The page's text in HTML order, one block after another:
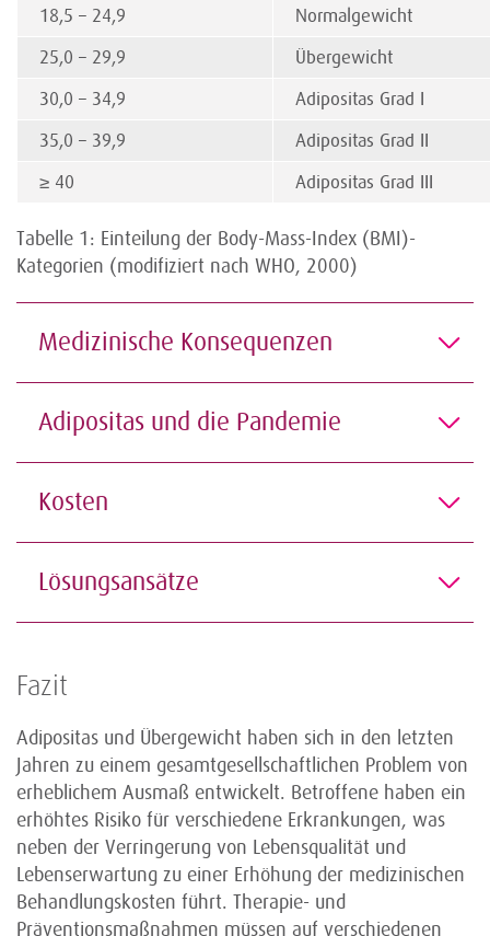
18,5 – 24,9
Normalgewicht
25,0 – 29,9
Übergewicht
30,0 – 34,9
Adipositas Grad I
35,0 – 39,9
Adipositas Grad II
≥ 40
Adipositas Grad III
Tabelle 1: Einteilung der Body-Mass-Index (BMI)-
Kategorien (modifiziert nach WHO, 2000)
Medizinische Konsequenzen
Adipositas und die Pandemie
Kosten
Lösungsansätze
Fazit
Adipositas und Übergewicht haben sich in den letzten
Jahren zu einem gesamtgesellschaftlichen Problem von
erheblichem Ausmaß entwickelt. Betroffene haben ein
erhöhtes Risiko für verschiedene Erkrankungen, was
neben der Verringerung von Lebensqualität und
Lebenserwartung zu einer Erhöhung der medizinischen
Behandlungskosten führt. Therapie- und
Präventionsmaßnahmen müssen auf verschiedenen